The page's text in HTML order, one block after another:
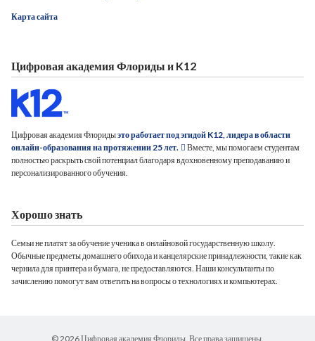
Карта сайта
Цифровая академия Флориды и K12
Цифровая академия Флоридыэто работает под эгидой K12, лидера в области
онлайн-образования на протяжении 25 лет.
Вместе, мы помогаем студентам
полностью раскрыть свой потенциал благодаря вдохновенному преподаванию и
персонализированного обучения.
Хорошо знать
Семьи не платят за обучение ученика в онлайновой государственную школу.
Обычные предметы домашнего обихода и канцелярские принадлежности, такие как
чернила для принтера и бумага, не предоставляются. Наши консультанты по
зачислению помогут вам ответить на вопросы о технологиях и компьютерах.
© 2026 Цифровая академия Флориды. Все права защищены.